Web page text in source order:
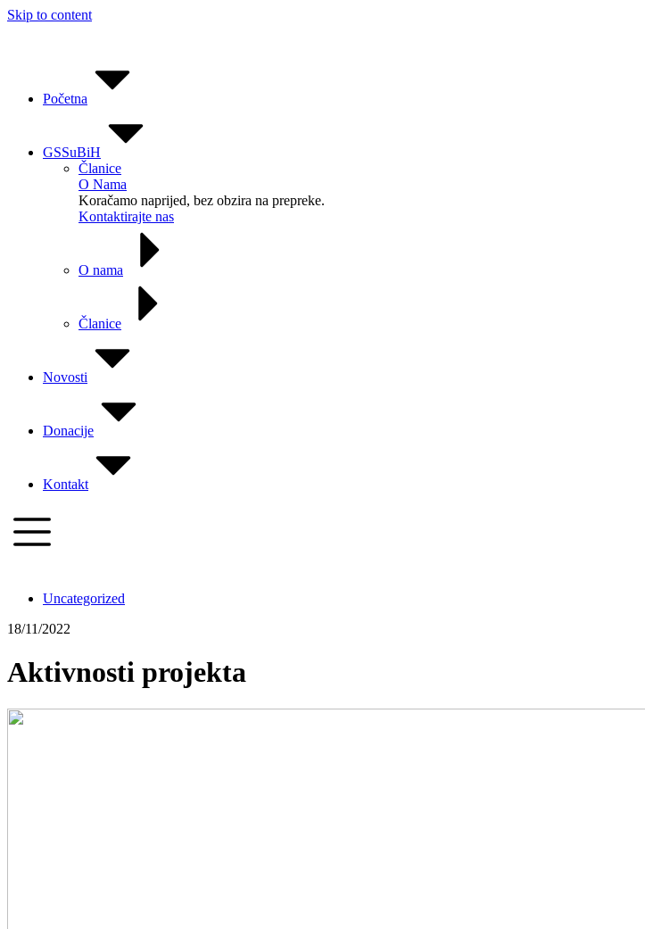
Skip to content
Početna
GSSuBiH
Članice
O Nama
Koračamo naprijed, bez obzira na prepreke.
Kontaktirajte nas
O nama
Članice
Novosti
Donacije
Kontakt
Uncategorized
18/11/2022
Aktivnosti projekta